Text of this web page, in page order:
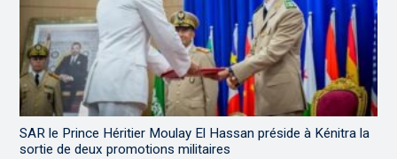
SAR le Prince Héritier Moulay El Hassan préside à Kénitra la
sortie de deux promotions militaires